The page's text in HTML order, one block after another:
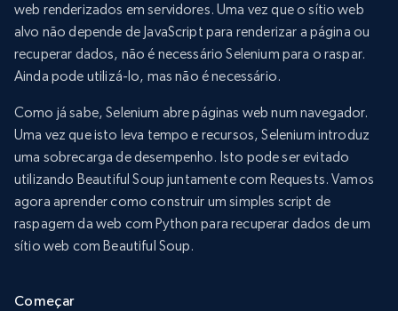
web renderizados em servidores. Uma vez que o sítio web
alvo não depende de JavaScript para renderizar a página ou
recuperar dados, não é necessário Selenium para o raspar.
Ainda pode utilizá-lo, mas não é necessário.
Como já sabe, Selenium abre páginas web num navegador.
Uma vez que isto leva tempo e recursos, Selenium introduz
uma sobrecarga de desempenho. Isto pode ser evitado
utilizando Beautiful Soup juntamente com Requests. Vamos
agora aprender como construir um simples script de
raspagem da web com Python para recuperar dados de um
sítio web com Beautiful Soup.
Começar